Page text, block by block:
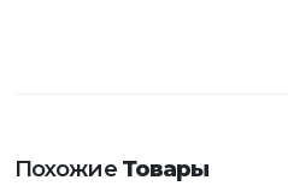
Похожие Товары